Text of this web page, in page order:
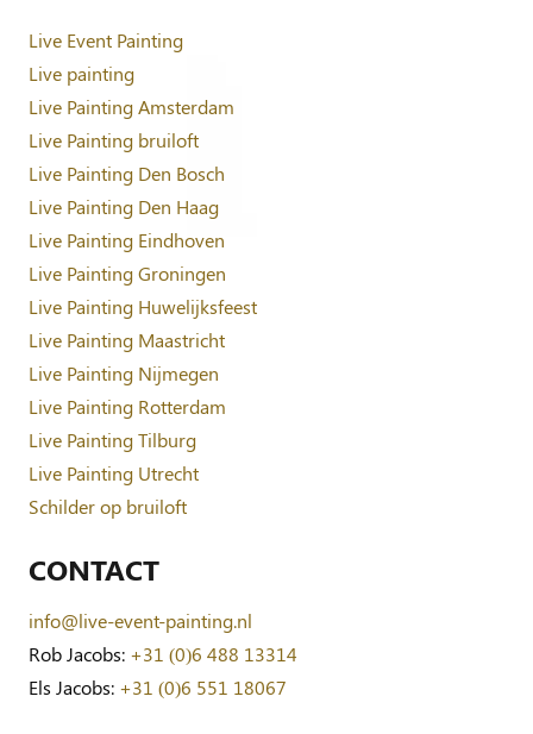
Live Event Painting
Live painting
Live Painting Amsterdam
Live Painting bruiloft
Live Painting Den Bosch
Live Painting Den Haag
Live Painting Eindhoven
Live Painting Groningen
Live Painting Huwelijksfeest
Live Painting Maastricht
Live Painting Nijmegen
Live Painting Rotterdam
Live Painting Tilburg
Live Painting Utrecht
Schilder op bruiloft
CONTACT
info@live-event-painting.nl
Rob Jacobs: +31 (0)6 488 13314
Els Jacobs: +31 (0)6 551 18067